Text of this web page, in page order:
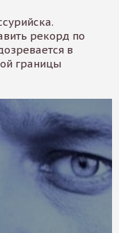
рекорд по
в
границы